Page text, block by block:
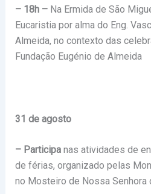
– 18h –Na Ermida de São
Eucaristia por alma do Eng.
Almeida, no contexto das
Fundação Eugénio de Almeida
31 de agosto
– Participanas atividades de
de férias, organizado pelas
no Mosteiro de Nossa Senhora